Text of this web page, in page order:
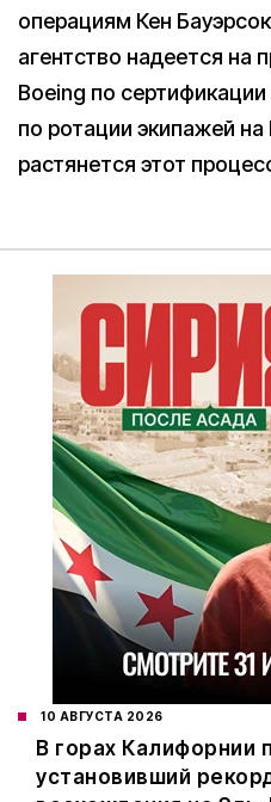
операциям Кен
агентство надеется на
Boeing по
по ротации экипажей
растянется этот
10 АВГУСТА 2026
В горах Калифорнии
установивший